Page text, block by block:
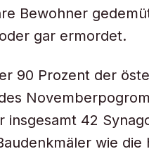
Bewohner
gar ermordet.
90 Prozent der
insgesamt 42
wie